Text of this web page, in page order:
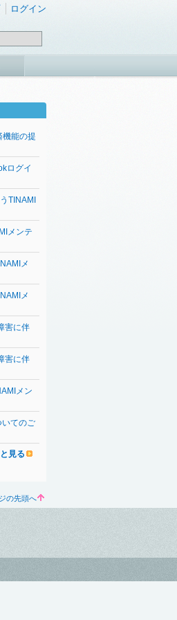
ログイン
機能の提
ログイ
TINAMI
メンテ
メ
メ
害に伴
害に伴
メン
いてのご
見る
の先頭へ